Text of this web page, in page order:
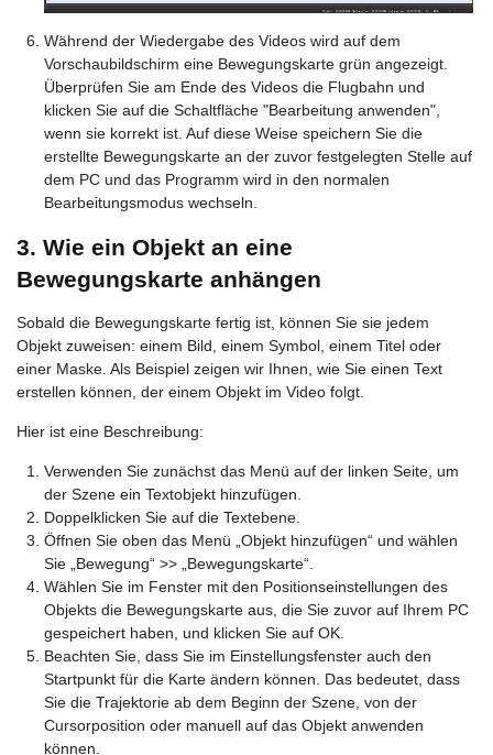
Während der Wiedergabe des Videos wird auf dem
Vorschaubildschirm eine Bewegungskarte grün angezeigt.
Überprüfen Sie am Ende des Videos die Flugbahn und
klicken Sie auf die Schaltfläche "Bearbeitung anwenden",
wenn sie korrekt ist. Auf diese Weise speichern Sie die
erstellte Bewegungskarte an der zuvor festgelegten Stelle auf
dem PC und das Programm wird in den normalen
Bearbeitungsmodus wechseln.
3. Wie ein Objekt an eine
Bewegungskarte anhängen
Sobald die Bewegungskarte fertig ist, können Sie sie jedem
Objekt zuweisen: einem Bild, einem Symbol, einem Titel oder
einer Maske. Als Beispiel zeigen wir Ihnen, wie Sie einen Text
erstellen können, der einem Objekt im Video folgt.
Hier ist eine Beschreibung:
Verwenden Sie zunächst das Menü auf der linken Seite, um
der Szene ein Textobjekt hinzufügen.
Doppelklicken Sie auf die Textebene.
Öffnen Sie oben das Menü „Objekt hinzufügen“ und wählen
Sie „Bewegung“ >> „Bewegungskarte“.
Wählen Sie im Fenster mit den Positionseinstellungen des
Objekts die Bewegungskarte aus, die Sie zuvor auf Ihrem PC
gespeichert haben, und klicken Sie auf OK.
Beachten Sie, dass Sie im Einstellungsfenster auch den
Startpunkt für die Karte ändern können. Das bedeutet, dass
Sie die Trajektorie ab dem Beginn der Szene, von der
Cursorposition oder manuell auf das Objekt anwenden
können.